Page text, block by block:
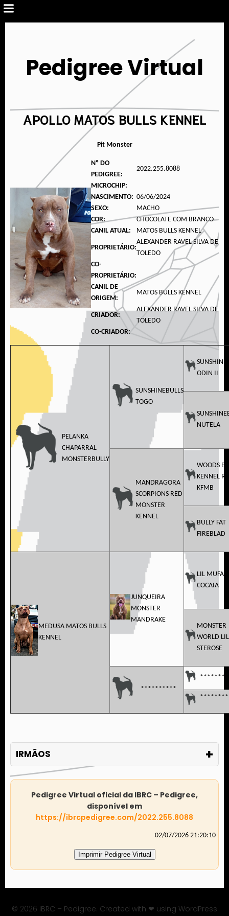
Pedigree Virtual
APOLLO MATOS BULLS KENNEL
Pit Monster
Nº DO
PEDIGREE:
2022.255.8088
MICROCHIP:
NASCIMENTO: 06/06/2024
SEXO:
MACHO
COR:
CHOCOLATE COM BRANCO
CANIL ATUAL:
MATOS BULLS KENNEL
PROPRIETÁRIO:
ALEXANDER RAVEL SILVA DE
TOLEDO
CO-
PROPRIETÁRIO:
CANIL DE
ORIGEM:
MATOS BULLS KENNEL
CRIADOR:
ALEXANDER RAVEL SILVA DE
TOLEDO
CO-CRIADOR:
PELANKA
CHAPARRAL
MONSTERBULLY
SUNSHINEBULLS
TOGO
ODIN II
NUTELA
MANDRAGORA
SCORPIONS RED
MONSTER
KENNEL
WOODS
KENNEL
KFMB
BULLY FAT
FIREBLAD
MEDUSA MATOS BULLS
KENNEL
JUNQUEIRA
MONSTER
MANDRAKE
LIL
COCAIA
MONSTER
WORLD LIL
STEROSE
**********
IRMÃOS +
Pedigree Virtual oficial da IBRC – Pedigree,
disponível em
https://ibrcpedigree.com/2022.255.8088
02/07/2026 21:20:10
Imprimir Pedigree Virtual
© 2026 IBRC – Pedigree. Created with ❤ using WordPress